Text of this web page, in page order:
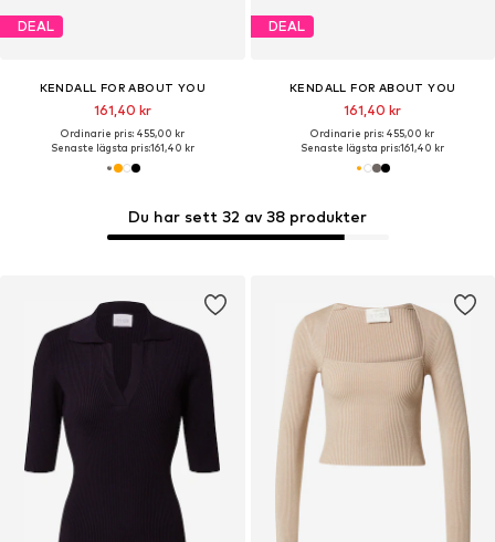
Du har sett 32 av 38 produkter
DEAL
KENDALL FOR ABOUT YOU
161,40 kr
Ordinarie pris: 455,00 kr
Senaste lägsta pris:161,40 kr
DEAL
KENDALL FOR ABOUT YOU
161,40 kr
Ordinarie pris: 455,00 kr
Senaste lägsta pris:161,40 kr